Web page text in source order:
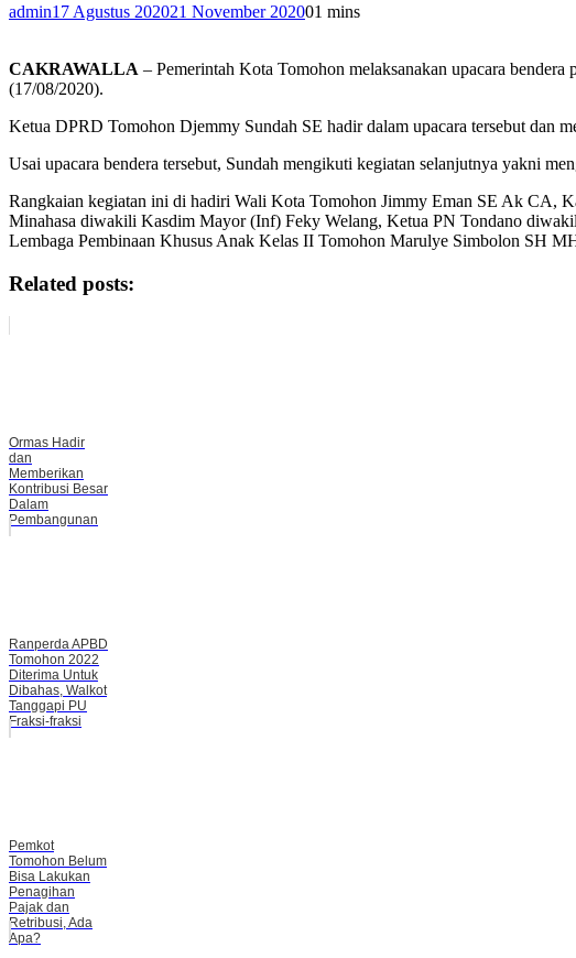
admin17 Agustus 202021 November 202001 mins
CAKRAWALLA – Pemerintah Kota Tomohon melaksanakan upacara
(17/08/2020).
Ketua DPRD Tomohon Djemmy Sundah SE hadir dalam upacara tersebut dan
Usai upacara bendera tersebut, Sundah mengikuti kegiatan selanjutnya yakni
Rangkaian kegiatan ini di hadiri Wali Kota Tomohon Jimmy Eman SE Ak
Minahasa diwakili Kasdim Mayor (Inf) Feky Welang, Ketua PN Tondano
Lembaga Pembinaan Khusus Anak Kelas II Tomohon Marulye Simbolon SH
Related posts:
Ormas Hadir
dan
Memberikan
Kontribusi Besar
Dalam
Pembangunan
Ranperda APBD
Tomohon 2022
Diterima Untuk
Dibahas, Walkot
Tanggapi PU
Fraksi-fraksi
Pemkot
Tomohon Belum
Bisa Lakukan
Penagihan
Pajak dan
Retribusi, Ada
Apa?